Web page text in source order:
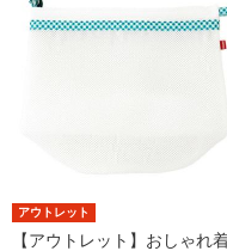
アウトレット
【アウトレット】おしゃれ